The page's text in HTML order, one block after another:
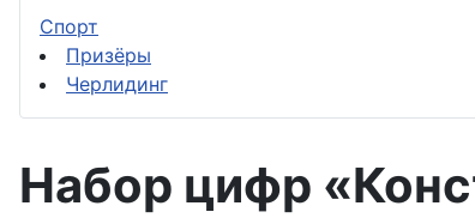
Спорт
Призёры
Черлидинг
Набор цифр